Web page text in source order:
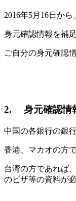
2016年5月16日か
身元確認情報を補
ご自分の身元確認
2. 身元確認情
中国の各銀行の銀行
香港、マカオの方
台湾の方であれば
のビザ等の資料が